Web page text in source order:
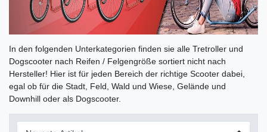
In den folgenden Unterkategorien finden sie alle Tretroller und
Dogscooter nach Reifen / Felgengröße sortiert nicht nach
Hersteller! Hier ist für jeden Bereich der richtige Scooter dabei,
egal ob für die Stadt, Feld, Wald und Wiese, Gelände und
Downhill oder als Dogscooter.